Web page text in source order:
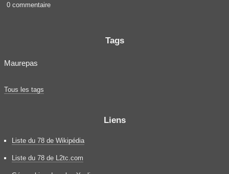
0 commentaire
Tags
Maurepas
Tous les tags
Liens
Liste du 78 de Wikipédia
Liste du 78 de L2tc.com